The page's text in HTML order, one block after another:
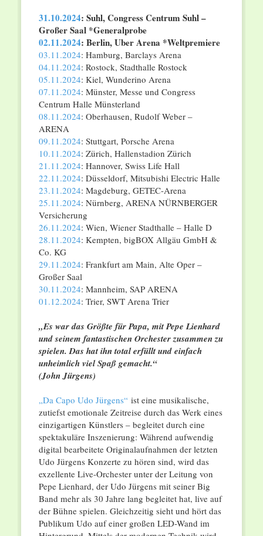
31.10.2024: Suhl, Congress Centrum Suhl –
Großer Saal *Generalprobe
02.11.2024: Berlin, Uber Arena *Weltpremiere
03.11.2024: Hamburg, Barclays Arena
04.11.2024: Rostock, Stadthalle Rostock
05.11.2024: Kiel, Wunderino Arena
07.11.2024: Münster, Messe und Congress
Centrum Halle Münsterland
08.11.2024: Oberhausen, Rudolf Weber –
ARENA
09.11.2024: Stuttgart, Porsche Arena
10.11.2024: Zürich, Hallenstadion Zürich
21.11.2024: Hannover, Swiss Life Hall
22.11.2024: Düsseldorf, Mitsubishi Electric Halle
23.11.2024: Magdeburg, GETEC-Arena
25.11.2024: Nürnberg, ARENA NÜRNBERGER
Versicherung
26.11.2024: Wien, Wiener Stadthalle – Halle D
28.11.2024: Kempten, bigBOX Allgäu GmbH &
Co. KG
29.11.2024: Frankfurt am Main, Alte Oper –
Großer Saal
30.11.2024: Mannheim, SAP ARENA
01.12.2024: Trier, SWT Arena Trier
„Es war das Größte für Papa, mit Pepe Lienhard
und seinem fantastischen Orchester zusammen zu
spielen. Das hat ihn total erfüllt und einfach
unheimlich viel Spaß gemacht.“
(John Jürgens)
„Da Capo Udo Jürgens“ ist eine musikalische,
zutiefst emotionale Zeitreise durch das Werk eines
einzigartigen Künstlers – begleitet durch eine
spektakuläre Inszenierung: Während aufwendig
digital bearbeitete Originalaufnahmen der letzten
Udo Jürgens Konzerte zu hören sind, wird das
exzellente Live-Orchester unter der Leitung von
Pepe Lienhard, der Udo Jürgens mit seiner Big
Band mehr als 30 Jahre lang begleitet hat, live auf
der Bühne spielen. Gleichzeitig sieht und hört das
Publikum Udo auf einer großen LED-Wand im